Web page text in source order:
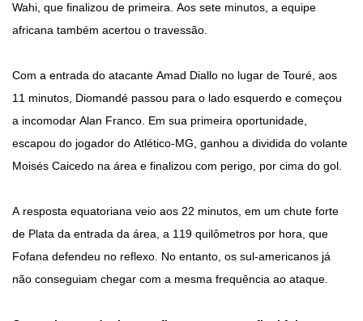
Wahi, que finalizou de primeira. Aos sete minutos, a equipe
africana também acertou o travessão.
Com a entrada do atacante Amad Diallo no lugar de Touré, aos
11 minutos, Diomandé passou para o lado esquerdo e começou
a incomodar Alan Franco. Em sua primeira oportunidade,
escapou do jogador do Atlético-MG, ganhou a dividida do volante
Moisés Caicedo na área e finalizou com perigo, por cima do gol.
A resposta equatoriana veio aos 22 minutos, em um chute forte
de Plata da entrada da área, a 119 quilômetros por hora, que
Fofana defendeu no reflexo. No entanto, os sul-americanos já
não conseguiam chegar com a mesma frequência ao ataque.